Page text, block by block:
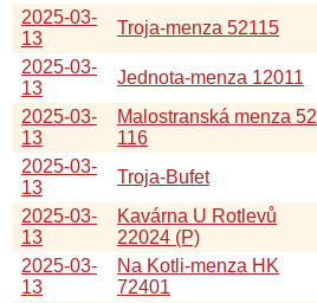
2025-03-
13
Troja-menza 52115
2025-03-
13
Jednota-menza 12011
2025-03-
13
Malostranská menza 52
116
2025-03-
13
Troja-Bufet
2025-03-
13
Kavárna U Rotlevů
22024 (P)
2025-03-
13
Na Kotli-menza HK
72401